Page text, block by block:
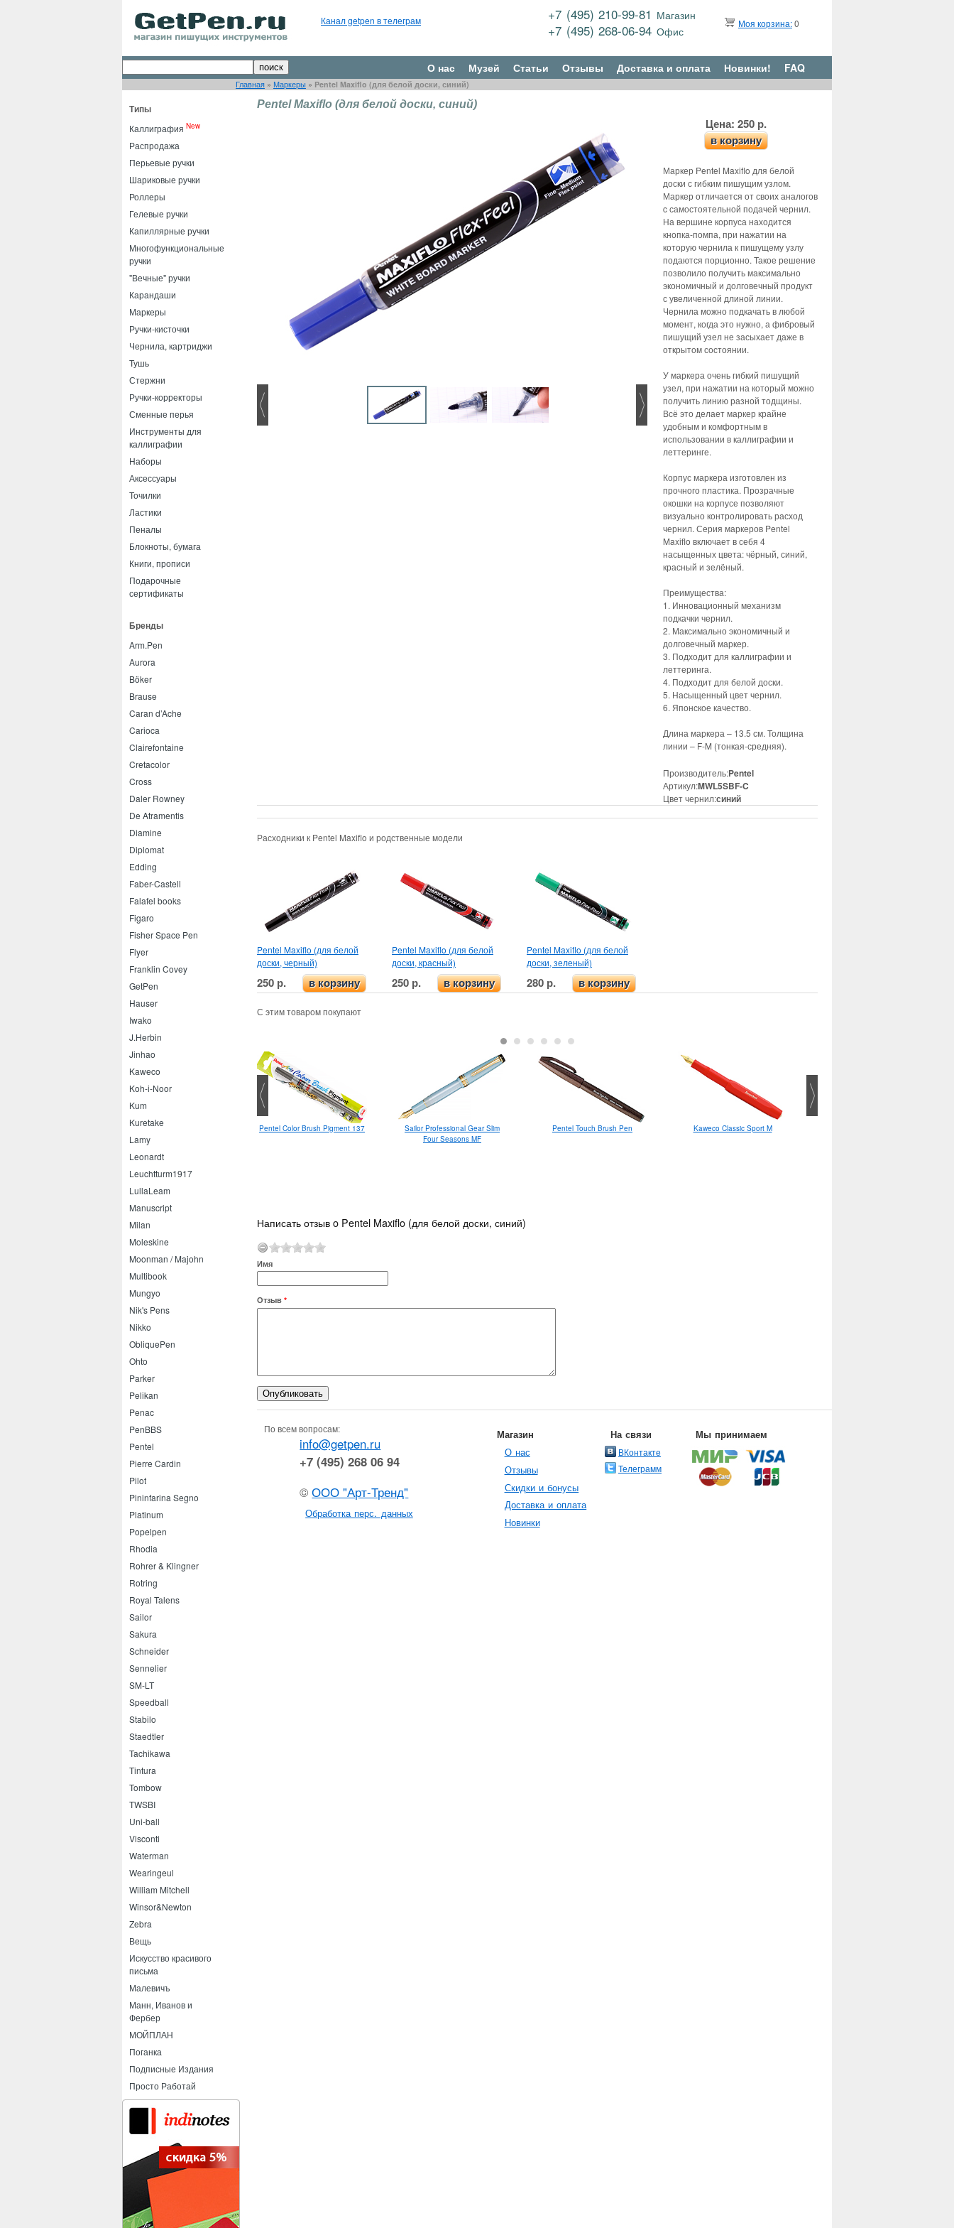
Канал getpen в телеграм +7 (495) 210-99-81 Магазин
+7 (495) 268-06-94Офис
Моя корзина:0
О нас Музей Статьи Отзывы Доставка и оплата Новинки! FAQ
Главная » Маркеры » Pentel Maxiflo (для белой доски, синий)
Типы
Каллиграфия New
Распродажа
Перьевые ручки
Шариковые ручки
Роллеры
Гелевые ручки
Капиллярные ручки
Многофункциональные
ручки
"Вечные" ручки
Карандаши
Маркеры
Ручки-кисточки
Чернила, картриджи
Тушь
Стержни
Ручки-корректоры
Сменные перья
Инструменты для
каллиграфии
Наборы
Аксессуары
Точилки
Ластики
Пеналы
Блокноты, бумага
Книги, прописи
Подарочные
сертификаты
Бренды
Arm.Pen
Aurora
Böker
Brause
Caran d’Ache
Carioca
Clairefontaine
Cretacolor
Cross
Daler Rowney
De Atramentis
Diamine
Diplomat
Edding
Faber-Castell
Falafel books
Figaro
Fisher Space Pen
Flyer
Franklin Covey
GetPen
Hauser
Iwako
J.Herbin
Jinhao
Kaweco
Koh-i-Noor
Kum
Kuretake
Lamy
Leonardt
Leuchtturm1917
LullaLeam
Manuscript
Milan
Moleskine
Moonman / Majohn
Multibook
Mungyo
Nik's Pens
Nikko
ObliquePen
Ohto
Parker
Pelikan
Penac
PenBBS
Pentel
Pierre Cardin
Pilot
Pininfarina Segno
Platinum
Popelpen
Rhodia
Rohrer & Klingner
Rotring
Royal Talens
Sailor
Sakura
Schneider
Sennelier
SM-LT
Speedball
Stabilo
Staedtler
Tachikawa
Tintura
Tombow
TWSBI
Uni-ball
Visconti
Waterman
Wearingeul
William Mitchell
Winsor&Newton
Zebra
Вещь
Искусство красивого
письма
Малевичъ
Манн, Иванов и
Фербер
МОЙПЛАН
Поганка
Подписные Издания
Просто Работай
Pentel Maxiflo (для белой доски, синий)
Цена: 250 р.
в корзину
Маркер Pentel Maxiflo для белой
доски с гибким пишущим узлом.
Маркер отличается от своих аналогов
c самостоятельной подачей чернил.
На вершине корпуса находится
кнопка-помпа, при нажатии на
которую чернила к пишущему узлу
подаются порционно. Такое решение
позволило получить максимально
экономичный и долговечный продукт
с увеличенной длиной линии.
Чернила можно подкачать в любой
момент, когда это нужно, а фибровый
пишущий узел не засыхает даже в
открытом состоянии.
У маркера очень гибкий пишущий
узел, при нажатии на который можно
получить линию разной тодщины.
Всё это делает маркер крайне
удобным и комфортным в
использовании в каллиграфии и
леттеринге.
Корпус маркера изготовлен из
прочного пластика. Прозрачные
окошки на корпусе позволяют
визуально контролировать расход
чернил. Серия маркеров Pentel
Maxiflo включает в себя 4
насыщенных цвета: чёрный, синий,
красный и зелёный.
Преимущества:
1. Инновационный механизм
подкачки чернил.
2. Максимально экономичный и
долговечный маркер.
3. Подходит для каллиграфии и
леттеринга.
4. Подходит для белой доски.
5. Насыщенный цвет чернил.
6. Японское качество.
Длина маркера – 13.5 см. Толщина
линии – F-M (тонкая-средняя).
Производитель:Pentel
Артикул:MWL5SBF-C
Цвет чернил:синий
Расходники к Pentel Maxiflo и родственные модели
Pentel Maxiflo (для белой
доски, черный)
250 р. в корзину
Pentel Maxiflo (для белой
доски, красный)
250 р. в корзину
Pentel Maxiflo (для белой
доски, зеленый)
280 р. в корзину
С этим товаром покупают
Pentel Color Brush Pigment 137
Sailor Professional Gear Slim
Four Seasons MF
Pentel Touch Brush Pen Kaweco Classic Sport M
Написать отзыв o Pentel Maxiflo (для белой доски, синий)
Имя
Отзыв *
По всем вопросам:
info@getpen.ru
+7 (495) 268 06 94
©ООО "Арт-Тренд"
Обработка перс. данных
Магазин
О нас
Отзывы
Скидки и бонусы
Доставка и оплата
Новинки
На связи
ВКонтакте
Телеграмм
Мы принимаем